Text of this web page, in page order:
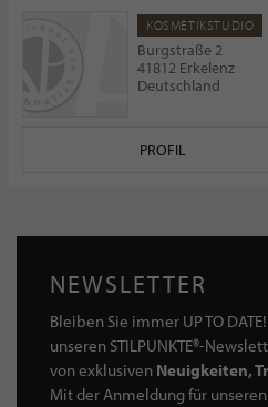
KOSMETIKSTUDIO
Burgstraße 2
41812 Erkelenz
Deutschland
PROFIL
NEWSLETTER
Bleiben Sie immer UP TO
unseren STILPUNKTE®-
von exklusiven Neuigkeiten,
Mit der Anmeldung für